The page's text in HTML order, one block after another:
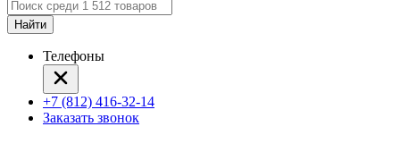
Найти
Телефоны
+7 (812) 416-32-14
Заказать звонок